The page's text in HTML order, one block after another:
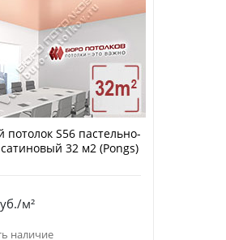
потолок S56 пастельно-
32 м2 (Pongs)
м²
наличие